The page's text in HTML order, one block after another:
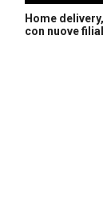
Home
con nuove